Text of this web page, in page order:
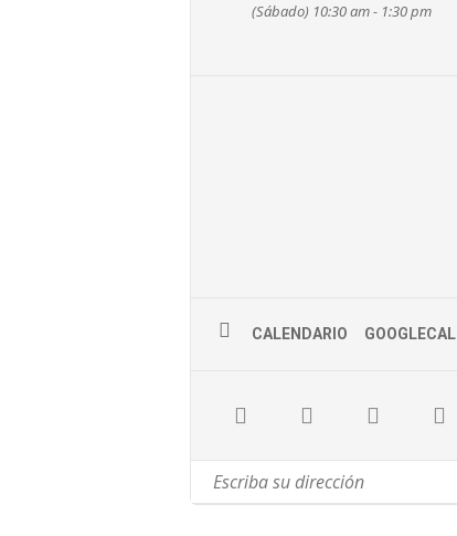
(Sábado) 10:30 am - 1:30 pm
CALENDARIO GOOGLECAL